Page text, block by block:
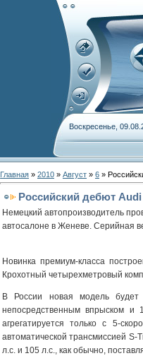
Воскресенье,
Главная » 2010 » Август » 6 »
Российский дебют Audi
Немецкий автопроизводитель
автосалоне в Женеве. Серийная
Новинка премиум-класса
Крохотный четырехметровый
В России новая модель будет
непосредственным впрыском
агрегатируется только с 5-
автоматической трансмиссией
л.с. и 105 л.с., как обычно,